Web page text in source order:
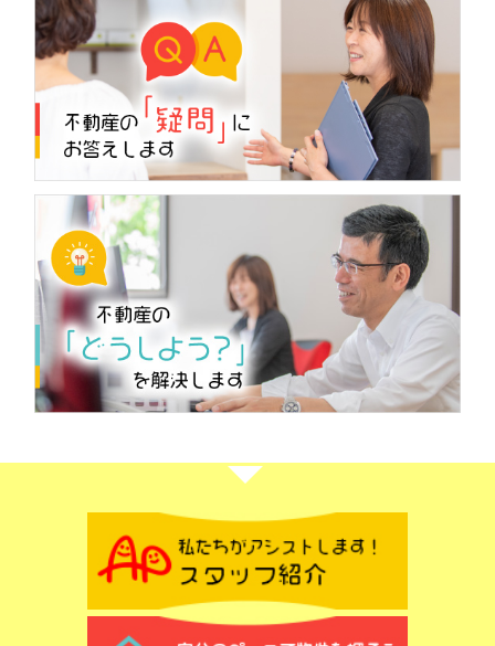
2026.05.09
空き家の名義変更について！種類や費用も解説
長年放置している実家などの空き家を売却したいもの
の、複雑な名義変更の手続きがわからずにお困りではあ
りませんか。亡くなった方の名義のままだと、売却契約
が結べないだけでなく、時間の経過とともに権利関係が
複...
2026.04.26
高崎市貝沢町角地売土地 75坪 2120万円
2026.04.21
空き家を早く売却する方法は？ポイントや注意点も解説
相続した実家などの空き家を、できるだけ早く手放した
いけれど、何から始めればよいかわからずお困りではあ
りませんか。誰も住んでいない家は人が住んでいる家よ
りも早く傷んでしまい、固定資産税や維持管理の手間
2026.04.12